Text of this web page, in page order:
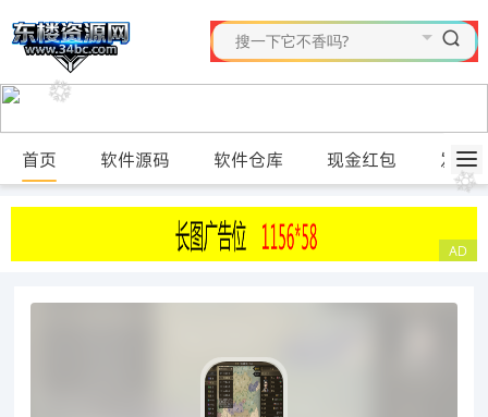
首页 软件源码 软件仓库 现金红包 发布